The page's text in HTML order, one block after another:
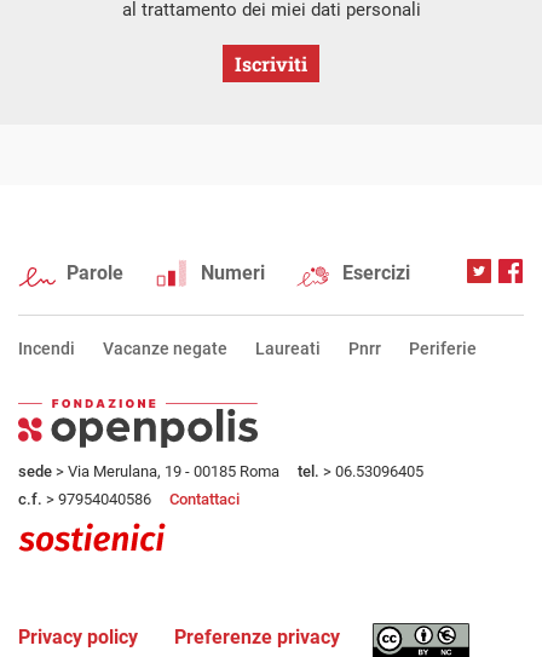
al trattamento dei miei dati personali
Iscriviti
Parole Numeri Esercizi
Incendi Vacanze negate Laureati Pnrr Periferie
sede > Via Merulana, 19 - 00185 Roma tel. > 06.53096405
c.f. > 97954040586 Contattaci
Privacy policy Preferenze privacy